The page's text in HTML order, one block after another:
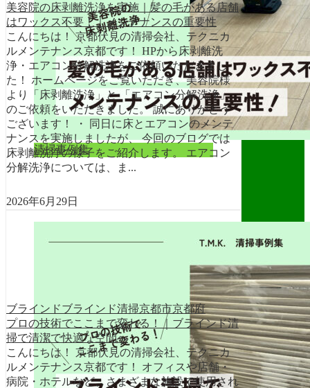
清掃事例集
美容院の床剥離洗浄を実施｜髪の毛がある店舗
はワックス不要！｜メンテナンスの重要性
こんにちは！ 京都伏見の清掃会社、テクニカ
ルメンテナンス京都です！ HPから床剥離洗
浄・エアコン分解洗浄をご依頼いただきまし
た！ ホームページをご覧いただき、美容院様
より「床剥離洗浄」と 「エアコン分解洗浄」
のご依頼をいただきました。 誠にありがとう
ございます！ ・ 同日に床とエアコンのメンテ
ナンスを実施しましたが、 今回のブログでは
床剥離洗浄の様子をご紹介します。 エアコン
分解洗浄については、ま...
2026年6月29日
ブラインドブラインド清掃京都市京都府
プロの技術でここまで変わる！｜ブラインド清
掃で清潔で快適な空間へ
こんにちは！ 京都伏見の清掃会社、テクニカ
ルメンテナンス京都です！ オフィスや店舗・
病院・ホテルなど、さまざまな施設で使用され